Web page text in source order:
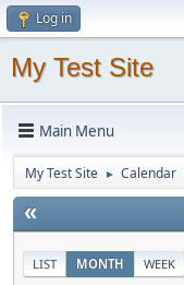
Log in
My Test Site
Main Menu
My Test Site ► Calendar
«
LIST MONTH WEEK